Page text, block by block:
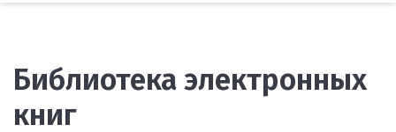
Библиотека электронных
книг